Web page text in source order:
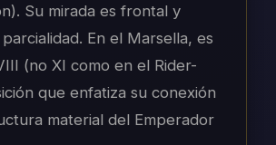
Su mirada es frontal y
En el Marsella, es
(no XI como en el Rider-
que enfatiza su conexión
material del Emperador